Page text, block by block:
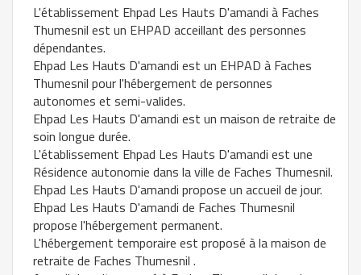
L'établissement Ehpad Les Hauts D'amandi à Faches
Thumesnil est un EHPAD acceillant des personnes
dépendantes.
Ehpad Les Hauts D'amandi est un EHPAD à Faches
Thumesnil pour l'hébergement de personnes
autonomes et semi-valides.
Ehpad Les Hauts D'amandi est un maison de retraite de
soin longue durée.
L'établissement Ehpad Les Hauts D'amandi est une
Résidence autonomie dans la ville de Faches Thumesnil.
Ehpad Les Hauts D'amandi propose un accueil de jour.
Ehpad Les Hauts D'amandi de Faches Thumesnil
propose l'hébergement permanent.
L'hébergement temporaire est proposé à la maison de
retraite de Faches Thumesnil .